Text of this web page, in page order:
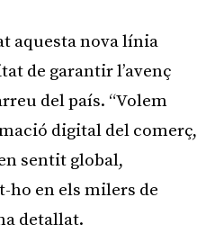
aquesta nova línia
de garantir l’avenç
del país. “Volem
digital del comerç,
sentit global,
ho en els milers de
detallat.